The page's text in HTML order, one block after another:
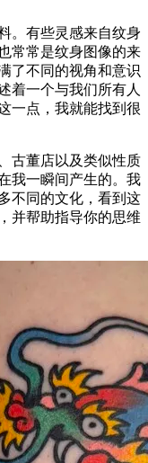
。有些灵感来自纹身
常常是纹身图像的来
了不同的视角和意识
着一个与我们所有人
一点，我就能找到很
古董店以及类似性质
我一瞬间产生的。我
不同的文化，看到这
并帮助指导你的思维